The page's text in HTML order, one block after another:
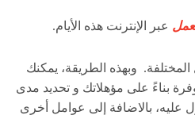
عبر الإنترنت هذه الأيام.
وبهذه الطريقة، يمكنك
بناءً على مؤهلاتك و تحديد مدى
عليه، بالاضافة إلى عوامل أخرى